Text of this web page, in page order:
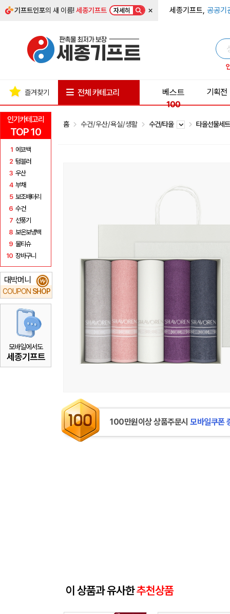
기프트인포의 새 이름!세종기프트 자세히 × 세종기프트, 공공기
인기카테고리
TOP 10
1 에코백
2 텀블러
3 우산
4 부채
5 보조배터리
6 수건
7 선풍기
8 보온보냉백
9 물티슈
10 장바구니
대박머니
COUPON SHOP
₩
모바일에서도
세종기프트
즐겨찾기 전체 카테고리
베스트
100
기획전
홈 수건/우산/욕실/생활 수건/타올 타올선물세
100만원이상 상품주문시 모바일쿠폰
이 상품과 유사한추천상품